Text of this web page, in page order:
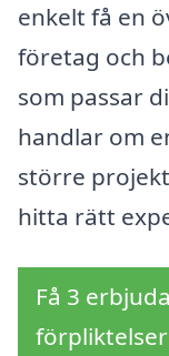
enkelt få en
företag och
som passar
handlar om
större
hitta rätt
Få 3
förpliktelser